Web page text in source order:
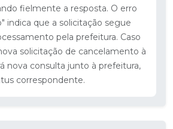
fielmente a resposta. O erro
indica que a solicitação segue
pela prefeitura. Caso
solicitação de cancelamento à
nova consulta junto à prefeitura,
correspondente.